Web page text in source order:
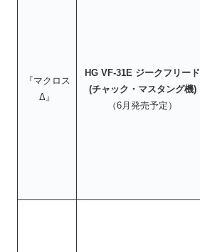
『マクロス
Δ』
HG VF-31E ジークフリード
(チャック・マスタング機)
（6月発売予定）